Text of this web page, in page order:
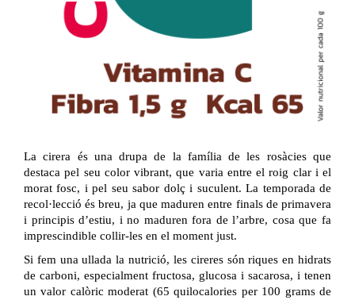
La cirera és una drupa de la família de les rosàcies que
destaca pel seu color vibrant, que varia entre el roig clar i el
morat fosc, i pel seu sabor dolç i suculent. La temporada de
recol·lecció és breu, ja que maduren entre finals de primavera
i principis d’estiu, i no maduren fora de l’arbre, cosa que fa
imprescindible collir-les en el moment just.
Si fem una ullada la nutrició, les cireres són riques en hidrats
de carboni, especialment fructosa, glucosa i sacarosa, i tenen
un valor calòric moderat (65 quilocalories per 100 grams de